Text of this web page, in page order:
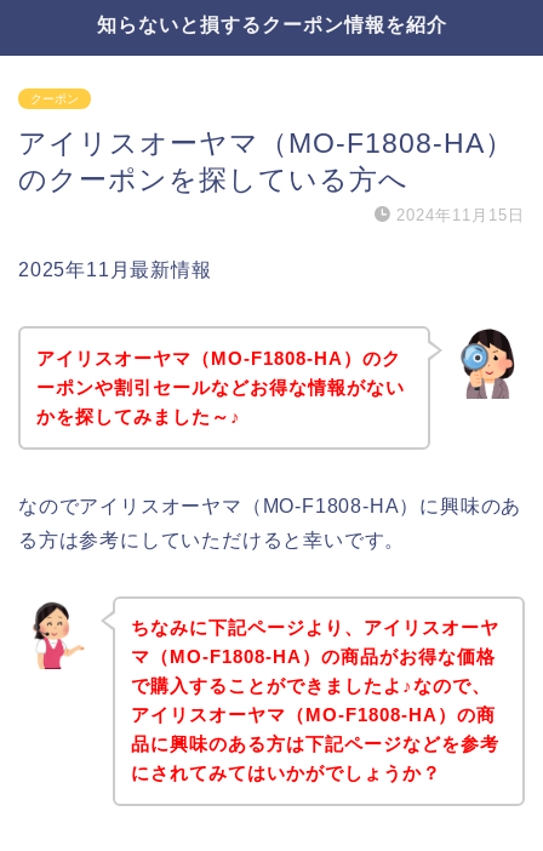
知らないと損するクーポン情報を紹介
クーポン
アイリスオーヤマ（MO-F1808-HA）
のクーポンを探している方へ
2024年11月15日
2025年11月最新情報
アイリスオーヤマ（MO-F1808-HA）のク
ーポンや割引セールなどお得な情報がない
かを探してみました～♪
なのでアイリスオーヤマ（MO-F1808-HA）に興味のあ
る方は参考にしていただけると幸いです。
ちなみに下記ページより、アイリスオーヤ
マ（MO-F1808-HA）の商品がお得な価格
で購入することができましたよ♪なので、
アイリスオーヤマ（MO-F1808-HA）の商
品に興味のある方は下記ページなどを参考
にされてみてはいかがでしょうか？